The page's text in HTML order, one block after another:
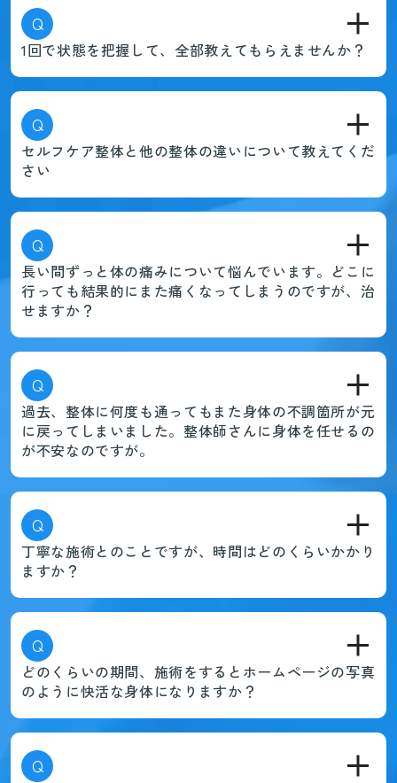
Q
1回で状態を把握して、全部教えてもらえませんか？
Q
セルフケア整体と他の整体の違いについて教えてくだ
さい
Q
長い間ずっと体の痛みについて悩んでいます。どこに
行っても結果的にまた痛くなってしまうのですが、治
せますか？
Q
過去、整体に何度も通ってもまた身体の不調箇所が元
に戻ってしまいました。整体師さんに身体を任せるの
が不安なのですが。
Q
丁寧な施術とのことですが、時間はどのくらいかかり
ますか？
Q
どのくらいの期間、施術をするとホームページの写真
のように快活な身体になりますか？
Q